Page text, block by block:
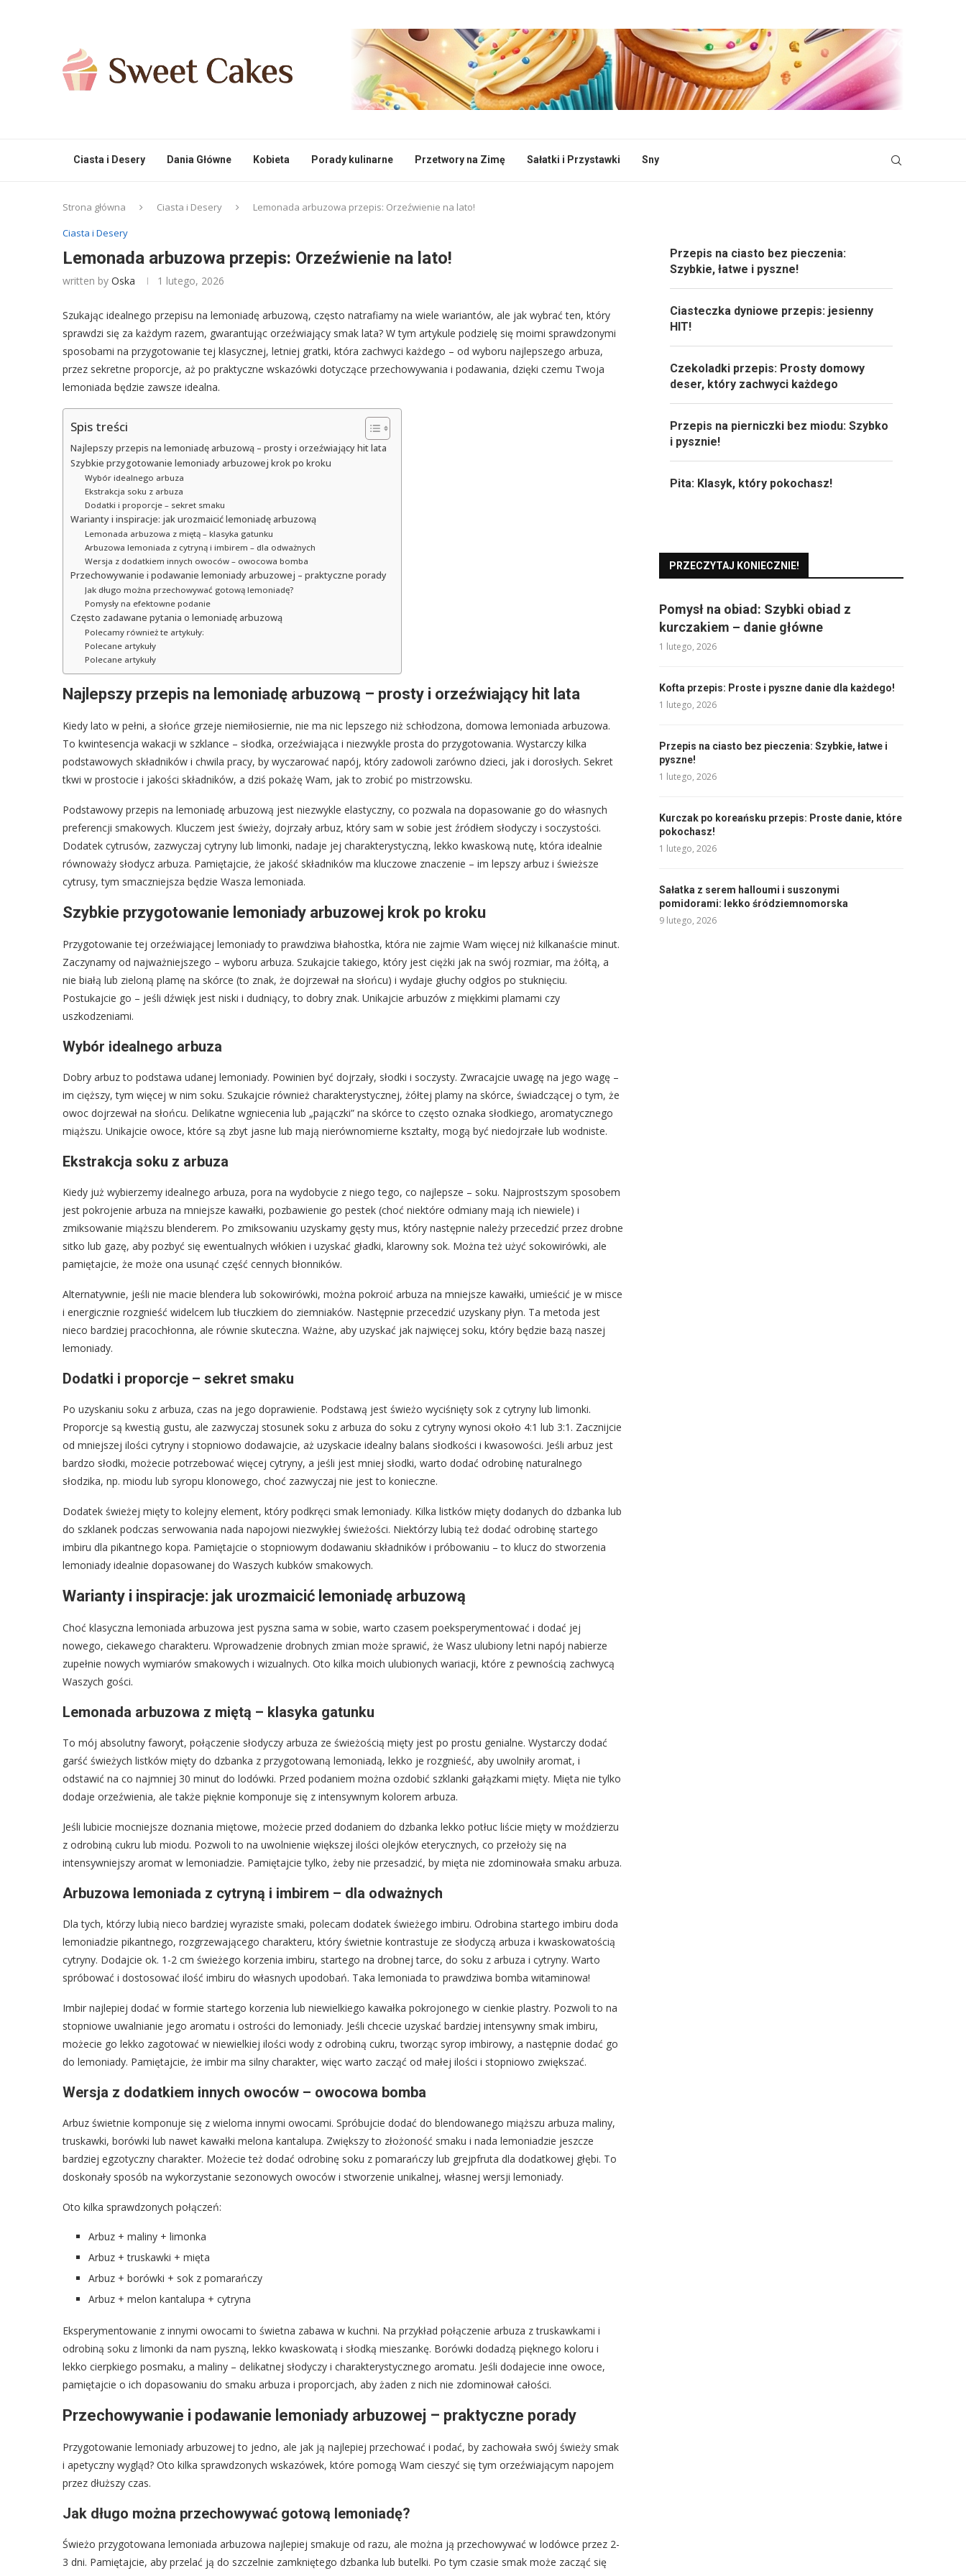
Ciasta i Desery Dania Główne Kobieta Porady kulinarne Przetwory na Zimę Sałatki i Przystawki Sny
Strona główna Ciasta i Desery
Lemonada arbuzowa przepis: Orzeźwienie na lato!
Ciasta i Desery
Lemonada arbuzowa przepis: Orzeźwienie na lato!
written by Oska 1 lutego, 2026
Szukając idealnego przepisu na lemoniadę arbuzową, często natrafiamy na wiele wariantów, ale jak wybrać ten, który
sprawdzi się za każdym razem, gwarantując orzeźwiający smak lata? W tym artykule podzielę się moimi sprawdzonymi
sposobami na przygotowanie tej klasycznej, letniej gratki, która zachwyci każdego – od wyboru najlepszego arbuza,
przez sekretne proporcje, aż po praktyczne wskazówki dotyczące przechowywania i podawania, dzięki czemu Twoja
lemoniada będzie zawsze idealna.
Spis treści
Najlepszy przepis na lemoniadę arbuzową – prosty i orzeźwiający hit lata
Szybkie przygotowanie lemoniady arbuzowej krok po kroku
Wybór idealnego arbuza
Ekstrakcja soku z arbuza
Dodatki i proporcje – sekret smaku
Warianty i inspiracje: jak urozmaicić lemoniadę arbuzową
Lemonada arbuzowa z miętą – klasyka gatunku
Arbuzowa lemoniada z cytryną i imbirem – dla odważnych
Wersja z dodatkiem innych owoców – owocowa bomba
Przechowywanie i podawanie lemoniady arbuzowej – praktyczne porady
Jak długo można przechowywać gotową lemoniadę?
Pomysły na efektowne podanie
Często zadawane pytania o lemoniadę arbuzową
Polecamy również te artykuły:
Polecane artykuły
Polecane artykuły
Najlepszy przepis na lemoniadę arbuzową – prosty i orzeźwiający hit lata
Kiedy lato w pełni, a słońce grzeje niemiłosiernie, nie ma nic lepszego niż schłodzona, domowa lemoniada arbuzowa.
To kwintesencja wakacji w szklance – słodka, orzeźwiająca i niezwykle prosta do przygotowania. Wystarczy kilka
podstawowych składników i chwila pracy, by wyczarować napój, który zadowoli zarówno dzieci, jak i dorosłych. Sekret
tkwi w prostocie i jakości składników, a dziś pokażę Wam, jak to zrobić po mistrzowsku.
Podstawowy przepis na lemoniadę arbuzową jest niezwykle elastyczny, co pozwala na dopasowanie go do własnych
preferencji smakowych. Kluczem jest świeży, dojrzały arbuz, który sam w sobie jest źródłem słodyczy i soczystości.
Dodatek cytrusów, zazwyczaj cytryny lub limonki, nadaje jej charakterystyczną, lekko kwaskową nutę, która idealnie
równoważy słodycz arbuza. Pamiętajcie, że jakość składników ma kluczowe znaczenie – im lepszy arbuz i świeższe
cytrusy, tym smaczniejsza będzie Wasza lemoniada.
Szybkie przygotowanie lemoniady arbuzowej krok po kroku
Przygotowanie tej orzeźwiającej lemoniady to prawdziwa błahostka, która nie zajmie Wam więcej niż kilkanaście minut.
Zaczynamy od najważniejszego – wyboru arbuza. Szukajcie takiego, który jest ciężki jak na swój rozmiar, ma żółtą, a
nie białą lub zieloną plamę na skórce (to znak, że dojrzewał na słońcu) i wydaje głuchy odgłos po stuknięciu.
Postukajcie go – jeśli dźwięk jest niski i dudniący, to dobry znak. Unikajcie arbuzów z miękkimi plamami czy
uszkodzeniami.
Wybór idealnego arbuza
Dobry arbuz to podstawa udanej lemoniady. Powinien być dojrzały, słodki i soczysty. Zwracajcie uwagę na jego wagę –
im cięższy, tym więcej w nim soku. Szukajcie również charakterystycznej, żółtej plamy na skórce, świadczącej o tym, że
owoc dojrzewał na słońcu. Delikatne wgniecenia lub „pajączki” na skórce to często oznaka słodkiego, aromatycznego
miąższu. Unikajcie owoce, które są zbyt jasne lub mają nierównomierne kształty, mogą być niedojrzałe lub wodniste.
Ekstrakcja soku z arbuza
Kiedy już wybierzemy idealnego arbuza, pora na wydobycie z niego tego, co najlepsze – soku. Najprostszym sposobem
jest pokrojenie arbuza na mniejsze kawałki, pozbawienie go pestek (choć niektóre odmiany mają ich niewiele) i
zmiksowanie miąższu blenderem. Po zmiksowaniu uzyskamy gęsty mus, który następnie należy przecedzić przez drobne
sitko lub gazę, aby pozbyć się ewentualnych włókien i uzyskać gładki, klarowny sok. Można też użyć sokowirówki, ale
pamiętajcie, że może ona usunąć część cennych błonników.
Alternatywnie, jeśli nie macie blendera lub sokowirówki, można pokroić arbuza na mniejsze kawałki, umieścić je w misce
i energicznie rozgnieść widelcem lub tłuczkiem do ziemniaków. Następnie przecedzić uzyskany płyn. Ta metoda jest
nieco bardziej pracochłonna, ale równie skuteczna. Ważne, aby uzyskać jak najwięcej soku, który będzie bazą naszej
lemoniady.
Dodatki i proporcje – sekret smaku
Po uzyskaniu soku z arbuza, czas na jego doprawienie. Podstawą jest świeżo wyciśnięty sok z cytryny lub limonki.
Proporcje są kwestią gustu, ale zazwyczaj stosunek soku z arbuza do soku z cytryny wynosi około 4:1 lub 3:1. Zacznijcie
od mniejszej ilości cytryny i stopniowo dodawajcie, aż uzyskacie idealny balans słodkości i kwasowości. Jeśli arbuz jest
bardzo słodki, możecie potrzebować więcej cytryny, a jeśli jest mniej słodki, warto dodać odrobinę naturalnego
słodzika, np. miodu lub syropu klonowego, choć zazwyczaj nie jest to konieczne.
Dodatek świeżej mięty to kolejny element, który podkręci smak lemoniady. Kilka listków mięty dodanych do dzbanka lub
do szklanek podczas serwowania nada napojowi niezwykłej świeżości. Niektórzy lubią też dodać odrobinę startego
imbiru dla pikantnego kopa. Pamiętajcie o stopniowym dodawaniu składników i próbowaniu – to klucz do stworzenia
lemoniady idealnie dopasowanej do Waszych kubków smakowych.
Warianty i inspiracje: jak urozmaicić lemoniadę arbuzową
Choć klasyczna lemoniada arbuzowa jest pyszna sama w sobie, warto czasem poeksperymentować i dodać jej
nowego, ciekawego charakteru. Wprowadzenie drobnych zmian może sprawić, że Wasz ulubiony letni napój nabierze
zupełnie nowych wymiarów smakowych i wizualnych. Oto kilka moich ulubionych wariacji, które z pewnością zachwycą
Waszych gości.
Lemonada arbuzowa z miętą – klasyka gatunku
To mój absolutny faworyt, połączenie słodyczy arbuza ze świeżością mięty jest po prostu genialne. Wystarczy dodać
garść świeżych listków mięty do dzbanka z przygotowaną lemoniadą, lekko je rozgnieść, aby uwolniły aromat, i
odstawić na co najmniej 30 minut do lodówki. Przed podaniem można ozdobić szklanki gałązkami mięty. Mięta nie tylko
dodaje orzeźwienia, ale także pięknie komponuje się z intensywnym kolorem arbuza.
Jeśli lubicie mocniejsze doznania miętowe, możecie przed dodaniem do dzbanka lekko potłuc liście mięty w moździerzu
z odrobiną cukru lub miodu. Pozwoli to na uwolnienie większej ilości olejków eterycznych, co przełoży się na
intensywniejszy aromat w lemoniadzie. Pamiętajcie tylko, żeby nie przesadzić, by mięta nie zdominowała smaku arbuza.
Arbuzowa lemoniada z cytryną i imbirem – dla odważnych
Dla tych, którzy lubią nieco bardziej wyraziste smaki, polecam dodatek świeżego imbiru. Odrobina startego imbiru doda
lemoniadzie pikantnego, rozgrzewającego charakteru, który świetnie kontrastuje ze słodyczą arbuza i kwaskowatością
cytryny. Dodajcie ok. 1-2 cm świeżego korzenia imbiru, startego na drobnej tarce, do soku z arbuza i cytryny. Warto
spróbować i dostosować ilość imbiru do własnych upodobań. Taka lemoniada to prawdziwa bomba witaminowa!
Imbir najlepiej dodać w formie startego korzenia lub niewielkiego kawałka pokrojonego w cienkie plastry. Pozwoli to na
stopniowe uwalnianie jego aromatu i ostrości do lemoniady. Jeśli chcecie uzyskać bardziej intensywny smak imbiru,
możecie go lekko zagotować w niewielkiej ilości wody z odrobiną cukru, tworząc syrop imbirowy, a następnie dodać go
do lemoniady. Pamiętajcie, że imbir ma silny charakter, więc warto zacząć od małej ilości i stopniowo zwiększać.
Wersja z dodatkiem innych owoców – owocowa bomba
Arbuz świetnie komponuje się z wieloma innymi owocami. Spróbujcie dodać do blendowanego miąższu arbuza maliny,
truskawki, borówki lub nawet kawałki melona kantalupa. Zwiększy to złożoność smaku i nada lemoniadzie jeszcze
bardziej egzotyczny charakter. Możecie też dodać odrobinę soku z pomarańczy lub grejpfruta dla dodatkowej głębi. To
doskonały sposób na wykorzystanie sezonowych owoców i stworzenie unikalnej, własnej wersji lemoniady.
Oto kilka sprawdzonych połączeń:
Arbuz + maliny + limonka
Arbuz + truskawki + mięta
Arbuz + borówki + sok z pomarańczy
Arbuz + melon kantalupa + cytryna
Eksperymentowanie z innymi owocami to świetna zabawa w kuchni. Na przykład połączenie arbuza z truskawkami i
odrobiną soku z limonki da nam pyszną, lekko kwaskowatą i słodką mieszankę. Borówki dodadzą pięknego koloru i
lekko cierpkiego posmaku, a maliny – delikatnej słodyczy i charakterystycznego aromatu. Jeśli dodajecie inne owoce,
pamiętajcie o ich dopasowaniu do smaku arbuza i proporcjach, aby żaden z nich nie zdominował całości.
Przechowywanie i podawanie lemoniady arbuzowej – praktyczne porady
Przygotowanie lemoniady arbuzowej to jedno, ale jak ją najlepiej przechować i podać, by zachowała swój świeży smak
i apetyczny wygląd? Oto kilka sprawdzonych wskazówek, które pomogą Wam cieszyć się tym orzeźwiającym napojem
przez dłuższy czas.
Jak długo można przechowywać gotową lemoniadę?
Świeżo przygotowana lemoniada arbuzowa najlepiej smakuje od razu, ale można ją przechowywać w lodówce przez 2-
3 dni. Pamiętajcie, aby przelać ją do szczelnie zamkniętego dzbanka lub butelki. Po tym czasie smak może zacząć się
Przepis na ciasto bez pieczenia:
Szybkie, łatwe i pyszne!
Ciasteczka dyniowe przepis: jesienny
HIT!
Czekoladki przepis: Prosty domowy
deser, który zachwyci każdego
Przepis na pierniczki bez miodu: Szybko
i pysznie!
Pita: Klasyk, który pokochasz!
PRZECZYTAJ KONIECZNIE!
Pomysł na obiad: Szybki obiad z
kurczakiem – danie główne
1 lutego, 2026
Kofta przepis: Proste i pyszne danie dla każdego!
1 lutego, 2026
Przepis na ciasto bez pieczenia: Szybkie, łatwe i
pyszne!
1 lutego, 2026
Kurczak po koreańsku przepis: Proste danie, które
pokochasz!
1 lutego, 2026
Sałatka z serem halloumi i suszonymi
pomidorami: lekko śródziemnomorska
9 lutego, 2026